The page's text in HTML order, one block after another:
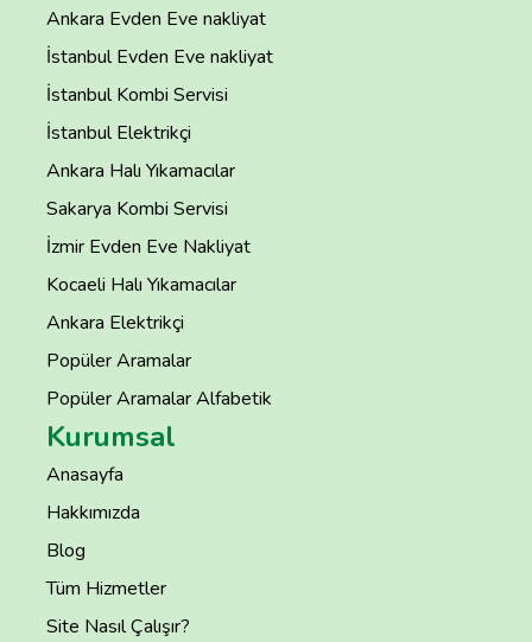
Ankara Evden Eve nakliyat
İstanbul Evden Eve nakliyat
İstanbul Kombi Servisi
İstanbul Elektrikçi
Ankara Halı Yıkamacılar
Sakarya Kombi Servisi
İzmir Evden Eve Nakliyat
Kocaeli Halı Yıkamacılar
Ankara Elektrikçi
Popüler Aramalar
Popüler Aramalar Alfabetik
Kurumsal
Anasayfa
Hakkımızda
Blog
Tüm Hizmetler
Site Nasıl Çalışır?